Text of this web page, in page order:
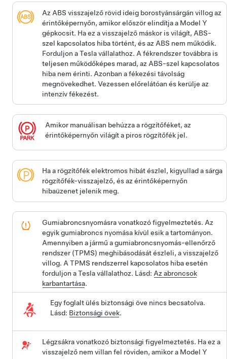
Az ABS visszajelző rövid ideig borostyánsárgán villog az
érintőképernyőn, amikor először elindítja a Model Y
gépkocsit. Ha ez a visszajelző máskor is világít, ABS-
szel kapcsolatos hiba történt, és az ABS nem működik.
Forduljon a Tesla vállalathoz. A fékrendszer továbbra is
teljesen működőképes marad, az ABS-szel kapcsolatos
hiba nem érinti. Azonban a fékezési távolság
megnövekedhet. Vezessen előrelátóan és kerülje az
intenzív fékezést.
Amikor manuálisan behúzza a rögzítőféket, az
érintőképernyőn világít a piros rögzítőfék jel.
Ha a rögzítőfék elektromos hibát észlel, kigyullad a sárga
rögzítőfék-visszajelző, és az érintőképernyőn
hibaüzenet jelenik meg.
Gumiabroncsnyomásra vonatkozó figyelmeztetés. Az
egyik gumiabroncs nyomása kívül esik a tartományon.
Amennyiben a jármű a gumiabroncsnyomás-ellenőrző
rendszer (TPMS) meghibásodását észleli, a visszajelző
villog. A TPMS rendszerrel kapcsolatos hiba esetén
forduljon a Tesla vállalathoz. Lásd: Az abroncsok
karbantartása.
Egy foglalt ülés biztonsági öve nincs becsatolva.
Lásd: Biztonsági övek.
Légzsákra vonatkozó biztonsági figyelmeztetés. Ha ez a
visszajelző nem villan fel röviden, amikor a Model Y